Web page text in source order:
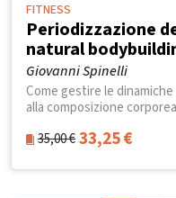
FITNESS
Periodizzazione
natural
Giovanni Spinelli
Come gestire le
alla composizione corporea
35,00€33,25€